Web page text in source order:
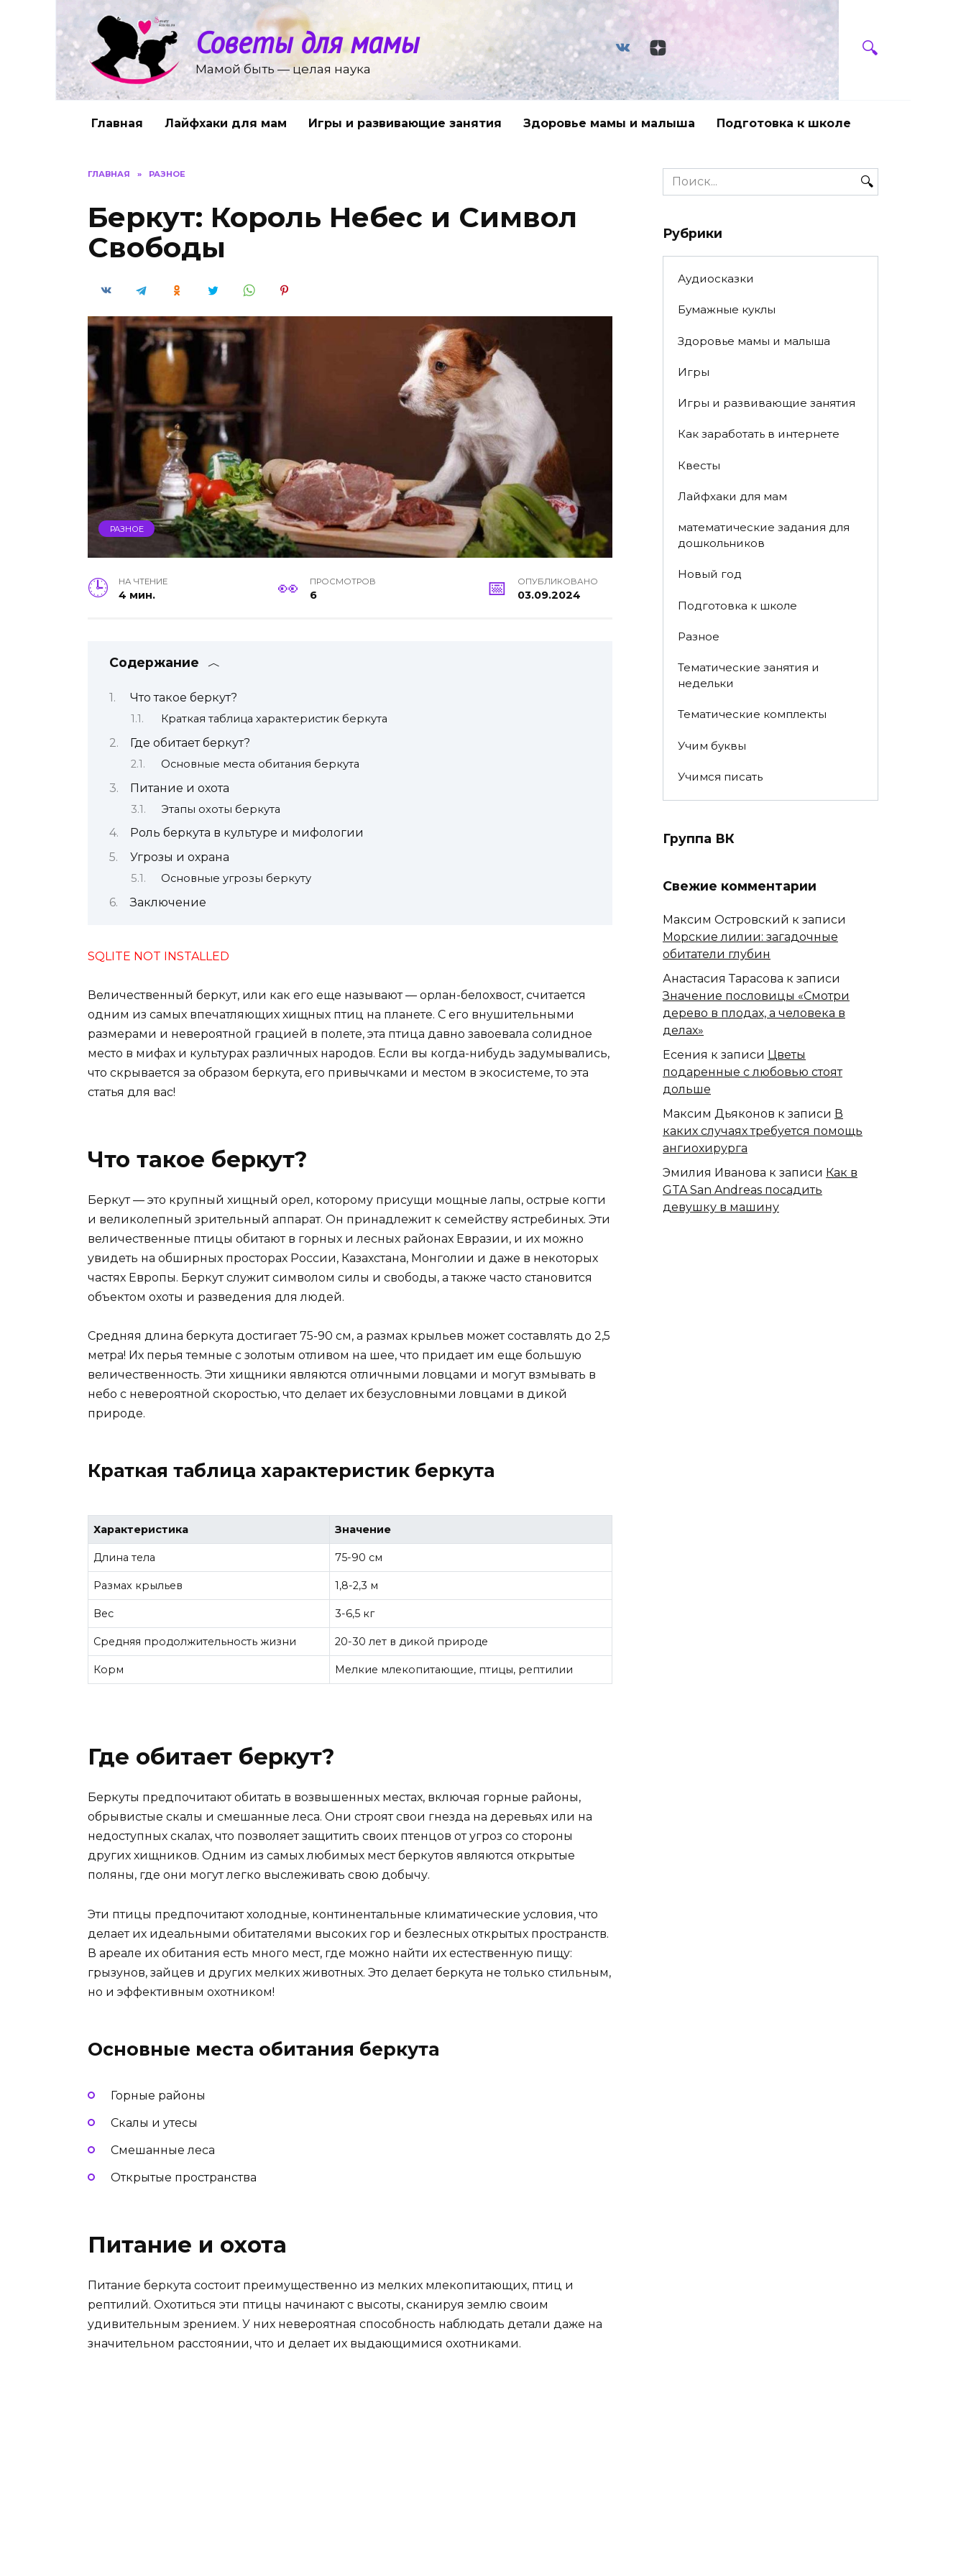
содержанию
Советы для мамы
Мамой быть — целая наука
Главная Лайфхаки для мам Игры и развивающие занятия Здоровье мамы и малыша Подготовка к школе
ГЛАВНАЯ » РАЗНОЕ
Беркут: Король Небес и Символ
Свободы
РАЗНОЕ
НА ЧТЕНИЕ
4 мин.
ПРОСМОТРОВ
6
ОПУБЛИКОВАНО
03.09.2024
Содержание
Что такое беркут?
Краткая таблица характеристик беркута
Где обитает беркут?
Основные места обитания беркута
Питание и охота
Этапы охоты беркута
Роль беркута в культуре и мифологии
Угрозы и охрана
Основные угрозы беркуту
Заключение
SQLITE NOT INSTALLED
Величественный беркут, или как его еще называют — орлан-белохвост, считается
одним из самых впечатляющих хищных птиц на планете. С его внушительными
размерами и невероятной грацией в полете, эта птица давно завоевала солидное
место в мифах и культурах различных народов. Если вы когда-нибудь задумывались,
что скрывается за образом беркута, его привычками и местом в экосистеме, то эта
статья для вас!
Что такое беркут?
Беркут — это крупный хищный орел, которому присущи мощные лапы, острые когти
и великолепный зрительный аппарат. Он принадлежит к семейству ястребиных. Эти
величественные птицы обитают в горных и лесных районах Евразии, и их можно
увидеть на обширных просторах России, Казахстана, Монголии и даже в некоторых
частях Европы. Беркут служит символом силы и свободы, а также часто становится
объектом охоты и разведения для людей.
Средняя длина беркута достигает 75-90 см, а размах крыльев может составлять до 2,5
метра! Их перья темные с золотым отливом на шее, что придает им еще большую
величественность. Эти хищники являются отличными ловцами и могут взмывать в
небо с невероятной скоростью, что делает их безусловными ловцами в дикой
природе.
Краткая таблица характеристик беркута
Характеристика Значение
Длина тела 75-90 см
Размах крыльев 1,8-2,3 м
Вес 3-6,5 кг
Средняя продолжительность жизни 20-30 лет в дикой природе
Корм Мелкие млекопитающие, птицы, рептилии
Где обитает беркут?
Беркуты предпочитают обитать в возвышенных местах, включая горные районы,
обрывистые скалы и смешанные леса. Они строят свои гнезда на деревьях или на
недоступных скалах, что позволяет защитить своих птенцов от угроз со стороны
других хищников. Одним из самых любимых мест беркутов являются открытые
поляны, где они могут легко выслеживать свою добычу.
Эти птицы предпочитают холодные, континентальные климатические условия, что
делает их идеальными обитателями высоких гор и безлесных открытых пространств.
В ареале их обитания есть много мест, где можно найти их естественную пищу:
грызунов, зайцев и других мелких животных. Это делает беркута не только стильным,
но и эффективным охотником!
Основные места обитания беркута
Горные районы
Скалы и утесы
Смешанные леса
Открытые пространства
Питание и охота
Питание беркута состоит преимущественно из мелких млекопитающих, птиц и
рептилий. Охотиться эти птицы начинают с высоты, сканируя землю своим
удивительным зрением. У них невероятная способность наблюдать детали даже на
значительном расстоянии, что и делает их выдающимися охотниками.
Search
for:
Рубрики
Аудиосказки
Бумажные куклы
Здоровье мамы и малыша
Игры
Игры и развивающие занятия
Как заработать в интернете
Квесты
Лайфхаки для мам
математические задания для
дошкольников
Новый год
Подготовка к школе
Разное
Тематические занятия и
недельки
Тематические комплекты
Учим буквы
Учимся писать
Группа ВК
Свежие комментарии
Максим Островский к записи
Морские лилии: загадочные
обитатели глубин
Анастасия Тарасова к записи
Значение пословицы «Смотри
дерево в плодах, а человека в
делах»
Есения к записи Цветы
подаренные с любовью стоят
дольше
Максим Дьяконов к записи В
каких случаях требуется помощь
ангиохирурга
Эмилия Иванова к записи Как в
GTA San Andreas посадить
девушку в машину